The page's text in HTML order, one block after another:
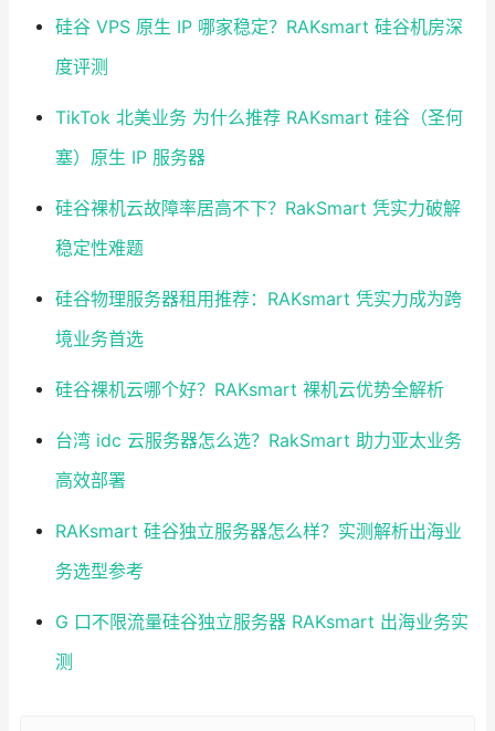
硅谷 VPS 原生 IP 哪家稳定？RAKsmart 硅谷机房深
度评测
TikTok 北美业务 为什么推荐 RAKsmart 硅谷（圣何
塞）原生 IP 服务器
硅谷裸机云故障率居高不下？RakSmart 凭实力破解
稳定性难题
硅谷物理服务器租用推荐：RAKsmart 凭实力成为跨
境业务首选
硅谷裸机云哪个好？RAKsmart 裸机云优势全解析
台湾 idc 云服务器怎么选？RakSmart 助力亚太业务
高效部署
RAKsmart 硅谷独立服务器怎么样？实测解析出海业
务选型参考
G 口不限流量硅谷独立服务器 RAKsmart 出海业务实
测